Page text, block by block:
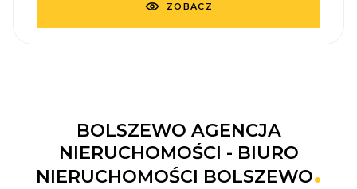
ZOBACZ
BOLSZEWO AGENCJA
NIERUCHOMOŚCI - BIURO
NIERUCHOMOŚCI BOLSZEWO